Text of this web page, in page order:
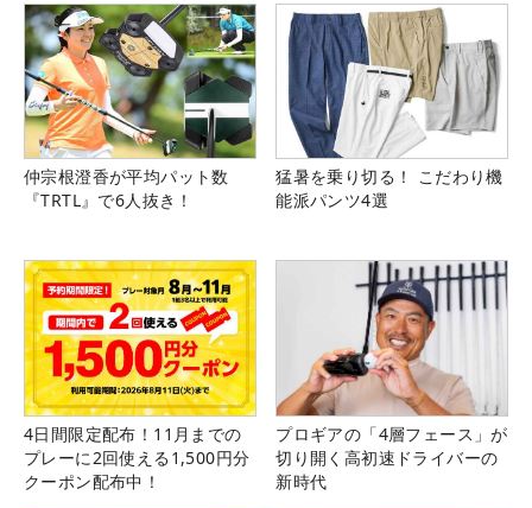
仲宗根澄香が平均パット数
『TRTL』で6人抜き！
猛暑を乗り切る！ こだわり機
能派パンツ4選
4日間限定配布！11月までの
プレーに2回使える1,500円分
クーポン配布中！
プロギアの「4層フェース」が
切り開く高初速ドライバーの
新時代